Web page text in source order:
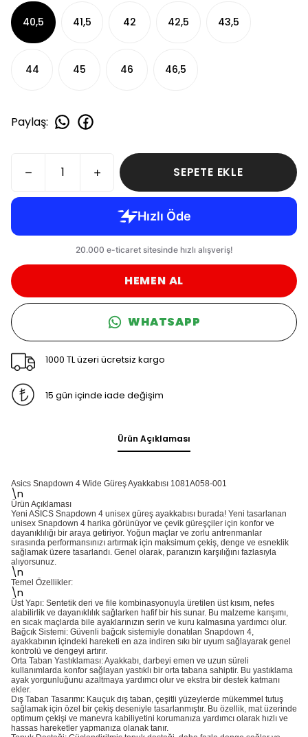
40,5 41,5 42 42,5 43,5
44 45 46 46,5
Paylaş:
SEPETE EKLE
HEMEN AL
WHATSAPP
1000 TL üzeri ücretsiz kargo
15 gün içinde iade değişim
Ürün Açıklaması
Asics Snapdown 4 Wide Güreş Ayakkabısı 1081A058-001
\n
Ürün Açıklaması
Yeni ASICS Snapdown 4 unisex güreş ayakkabısı burada! Yeni tasarlanan
unisex Snapdown 4 harika görünüyor ve çevik güreşçiler için konfor ve
dayanıklılığı bir araya getiriyor. Yoğun maçlar ve zorlu antrenmanlar
sırasında performansınızı artırmak için maksimum çekiş, denge ve esneklik
sağlamak üzere tasarlandı. Genel olarak, paranızın karşılığını fazlasıyla
alıyorsunuz.
\n
Temel Özellikler:
\n
Üst Yapı: Sentetik deri ve file kombinasyonuyla üretilen üst kısım, nefes
alabilirlik ve dayanıklılık sağlarken hafif bir his sunar. Bu malzeme karışımı,
en sıcak maçlarda bile ayaklarınızın serin ve kuru kalmasına yardımcı olur.
Bağcık Sistemi: Güvenli bağcık sistemiyle donatılan Snapdown 4,
ayakkabının içindeki hareketi en aza indiren sıkı bir uyum sağlayarak genel
kontrolü ve dengeyi artırır.
Orta Taban Yastıklaması: Ayakkabı, darbeyi emen ve uzun süreli
kullanımlarda konfor sağlayan yastıklı bir orta tabana sahiptir. Bu yastıklama
ayak yorgunluğunu azaltmaya yardımcı olur ve ekstra bir destek katmanı
ekler.
Dış Taban Tasarımı: Kauçuk dış taban, çeşitli yüzeylerde mükemmel tutuş
sağlamak için özel bir çekiş deseniyle tasarlanmıştır. Bu özellik, mat üzerinde
optimum çekişi ve manevra kabiliyetini korumanıza yardımcı olarak hızlı ve
hassas hareketler yapmanıza olanak tanır.